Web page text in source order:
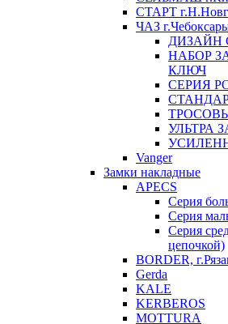
СТАРТ
ЧАЗ
ДИЗАЙН
НАБОР
КЛЮЧ
СЕРИЯ
УЛЬТРА
Vanger
Замки накладные
APECS
Серия
Серия
Серия
цепочкой)
BORDER,
Gerda
KALE
KERBEROS
MOTTURA